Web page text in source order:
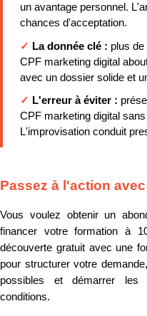
un avantage personnel.
chances d'acceptation.
✓ La donnée clé : plus
CPF marketing digital
avec un dossier solide et
✓ L'erreur à éviter :
CPF marketing digital
L'improvisation conduit
Passez à l'action
Vous voulez obtenir un
financer votre formation à
découverte gratuit avec une
pour structurer votre
possibles et démarrer les
conditions.